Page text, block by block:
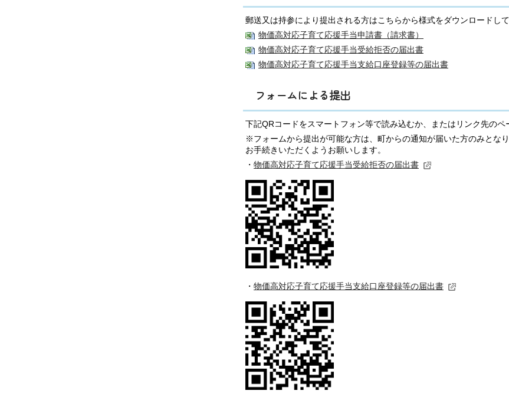
郵送又は持参により提出される方はこちらから様式をダウンロードし
物価高対応子育て応援手当申請書（請求書）
物価高対応子育て応援手当受給拒否の届出書
物価高対応子育て応援手当支給口座登録等の届出書
フォームによる提出
下記QRコードをスマートフォン等で読み込むか、またはリンク先のペ
※フォームから提出が可能な方は、町からの通知が届いた方のみとな
お手続きいただくようお願いします。
・ 物価高対応子育て応援手当受給拒否の届出書
・ 物価高対応子育て応援手当支給口座登録等の届出書